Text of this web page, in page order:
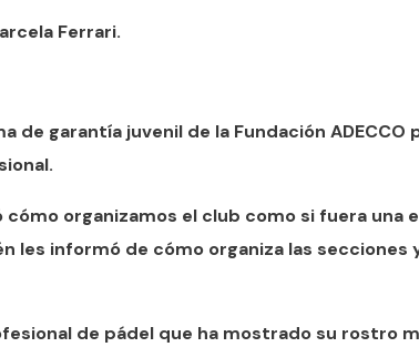
Ferrari.
de garantía juvenil de la Fundación ADECCO
organizamos el club como si fuera una
les informó de cómo organiza las secciones
de pádel que ha mostrado su rostro